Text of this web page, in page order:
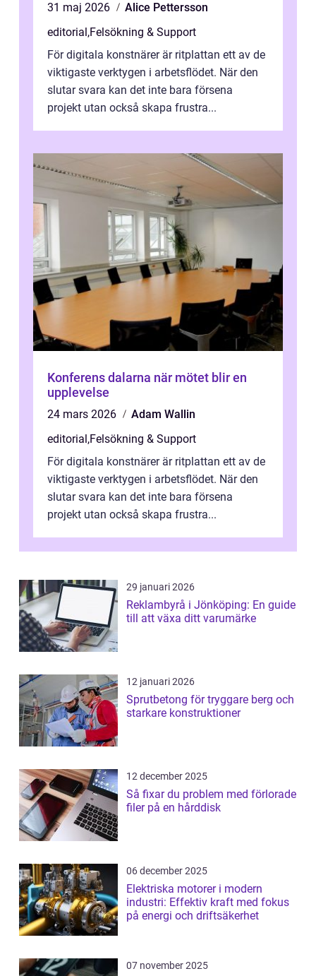
31 maj 2026
Alice Pettersson
editorial,Felsökning & Support
För digitala konstnärer är ritplattan ett av de
viktigaste verktygen i arbetsflödet. När den
slutar svara kan det inte bara försena
projekt utan också skapa frustra...
Konferens dalarna när mötet blir en
upplevelse
24 mars 2026
Adam Wallin
editorial,Felsökning & Support
För digitala konstnärer är ritplattan ett av de
viktigaste verktygen i arbetsflödet. När den
slutar svara kan det inte bara försena
projekt utan också skapa frustra...
29 januari 2026
Reklambyrå i Jönköping: En guide
till att växa ditt varumärke
12 januari 2026
Sprutbetong för tryggare berg och
starkare konstruktioner
12 december 2025
Så fixar du problem med förlorade
filer på en hårddisk
06 december 2025
Elektriska motorer i modern
industri: Effektiv kraft med fokus
på energi och driftsäkerhet
07 november 2025